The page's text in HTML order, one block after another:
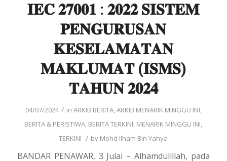
𝐈𝐄𝐂 𝟐𝟕𝟎𝟎𝟏 : 𝟐𝟎𝟐𝟐 𝐒𝐈𝐒𝐓𝐄𝐌
𝐏𝐄𝐍𝐆𝐔𝐑𝐔𝐒𝐀𝐍
𝐊𝐄𝐒𝐄𝐋𝐀𝐌𝐀𝐓𝐀𝐍
𝐌𝐀𝐊𝐋𝐔𝐌𝐀𝐓 (𝐈𝐒𝐌𝐒)
𝐓𝐀𝐇𝐔𝐍 𝟐𝟎𝟐𝟒
04/07/2024 / in ARKIB BERITA,ARKIB MENARIK MINGGU INI,
BERITA & PERISTIWA, BERITA TERKINI, MENARIK MINGGU INI,
TERKINI / by Mohd Ilham Bin Yahya
BANDAR PENAWAR, 3 Julai – Alhamdulillah, pada